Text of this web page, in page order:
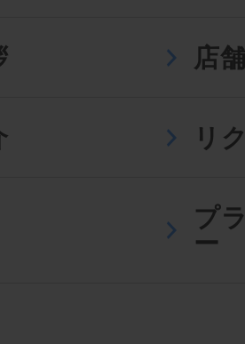
店
リ
プ
ー